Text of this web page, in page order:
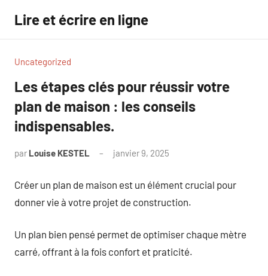
contenu
Lire et écrire en ligne
Uncategorized
Les étapes clés pour réussir votre
plan de maison : les conseils
indispensables.
par Louise KESTEL janvier 9, 2025
Créer un plan de maison est un élément crucial pour
donner vie à votre projet de construction.
Un plan bien pensé permet de optimiser chaque mètre
carré, offrant à la fois confort et praticité.